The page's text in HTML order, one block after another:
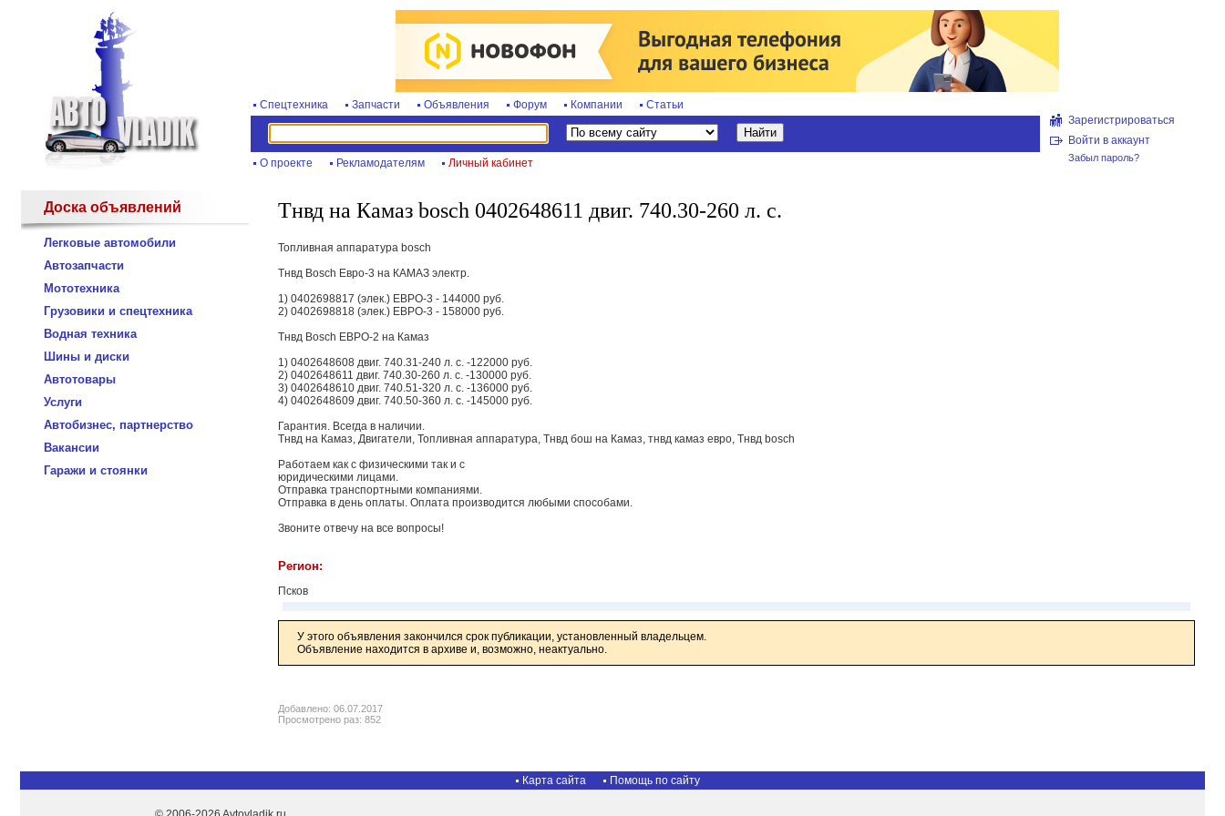
Спецтехника Запчасти Объявления Форум Компании Статьи
О проекте Рекламодателям Личный кабинет
Зарегистрироваться
Войти в аккаунт
Забыл пароль?
Доска объявлений
Легковые автомобили
Автозапчасти
Мототехника
Грузовики и спецтехника
Водная техника
Шины и диски
Автотовары
Услуги
Автобизнес, партнерство
Вакансии
Гаражи и стоянки
Тнвд на Камаз bosch 0402648611 двиг. 740.30-260 л. с.
Топливная аппаратура bosch
Тнвд Bosch Евро-3 на КАМАЗ электр.
1) 0402698817 (элек.) ЕВРО-3 - 144000 руб.
2) 0402698818 (элек.) ЕВРО-3 - 158000 руб.
Тнвд Bosch ЕВРО-2 на Камаз
1) 0402648608 двиг. 740.31-240 л. с. -122000 руб.
2) 0402648611 двиг. 740.30-260 л. с. -130000 руб.
3) 0402648610 двиг. 740.51-320 л. с. -136000 руб.
4) 0402648609 двиг. 740.50-360 л. с. -145000 руб.
Гарантия. Всегда в наличии.
Тнвд на Камаз, Двигатели, Топливная аппаратура, Тнвд бош на Камаз, тнвд камаз евро, Тнвд bosch
Работаем как с физическими так и с
юридическими лицами.
Отправка транспортными компаниями.
Отправка в день оплаты. Оплата производится любыми способами.
Звоните отвечу на все вопросы!
Регион:
Псков
У этого объявления закончился срок публикации, установленный владельцем.
Объявление находится в архиве и, возможно, неактуально.
Добавлено: 06.07.2017
Просмотрено раз: 852
Карта сайта Помощь по сайту